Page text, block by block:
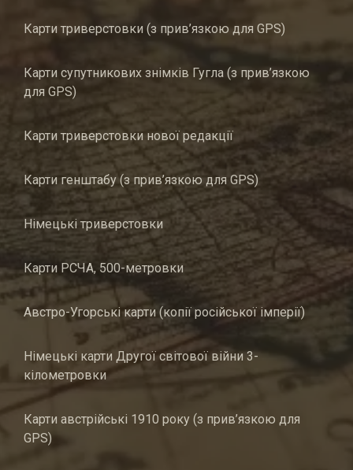
Карти триверстовки (з прив’язкою для GPS)
Карти супутникових знімків Гугла (з прив’язкою
для GPS)
Карти триверстовки нової редакції
Карти генштабу (з прив’язкою для GPS)
Німецькі триверстовки
Карти РСЧА, 500-метровки
Австро-Угорські карти (копії російської імперії)
Німецькі карти Другої світової війни 3-
кілометровки
Карти австрійські 1910 року (з прив’язкою для
GPS)